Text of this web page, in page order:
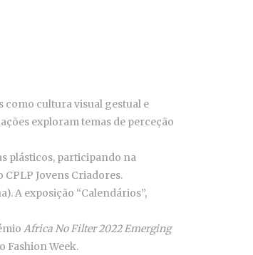
como cultura visual gestual e
exploram temas de perceção
plásticos, participando na
Jovens Criadores.
A exposição “Calendários”,
Africa No Filter 2022 Emerging
Fashion Week.